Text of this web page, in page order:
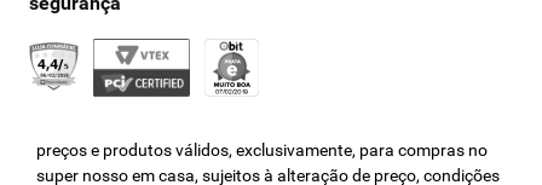
preços e produtos válidos, exclusivamente, para compras no
super nosso em casa, sujeitos à alteração de preço, condições